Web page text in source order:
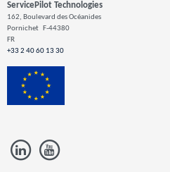
ServicePilot Technologies
162, Boulevard des Océanides
Pornichet
F-44380
FR
+33 2 40 60 13 30